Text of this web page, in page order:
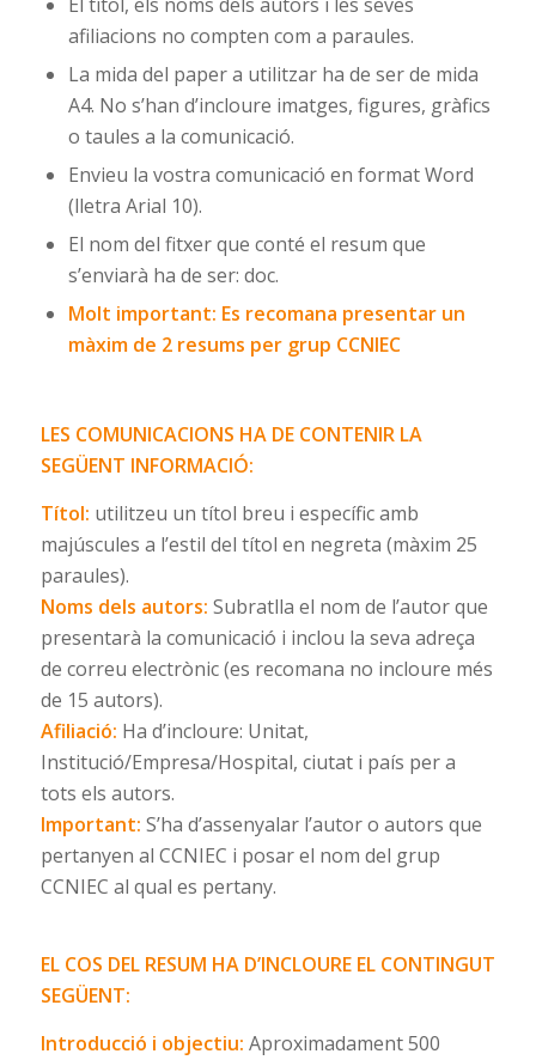
afiliacions no compten com a paraules.
La mida del paper a utilitzar ha de ser de mida
A4. No s’han d’incloure imatges, figures, gràfics
o taules a la comunicació.
Envieu la vostra comunicació en format Word
(lletra Arial 10).
El nom del fitxer que conté el resum que
s’enviarà ha de ser: doc.
Molt important: Es recomana presentar un
màxim de 2 resums per grup CCNIEC
LES COMUNICACIONS HA DE CONTENIR LA
SEGÜENT INFORMACIÓ:
Títol: utilitzeu un títol breu i específic amb
majúscules a l’estil del títol en negreta (màxim 25
paraules).
Noms dels autors: Subratlla el nom de l’autor que
presentarà la comunicació i inclou la seva adreça
de correu electrònic (es recomana no incloure més
de 15 autors).
Afiliació: Ha d’incloure: Unitat,
Institució/Empresa/Hospital, ciutat i país per a
tots els autors.
Important: S’ha d’assenyalar l’autor o autors que
pertanyen al CCNIEC i posar el nom del grup
CCNIEC al qual es pertany.
EL COS DEL RESUM HA D’INCLOURE EL CONTINGUT
SEGÜENT:
Introducció i objectiu: Aproximadament 500